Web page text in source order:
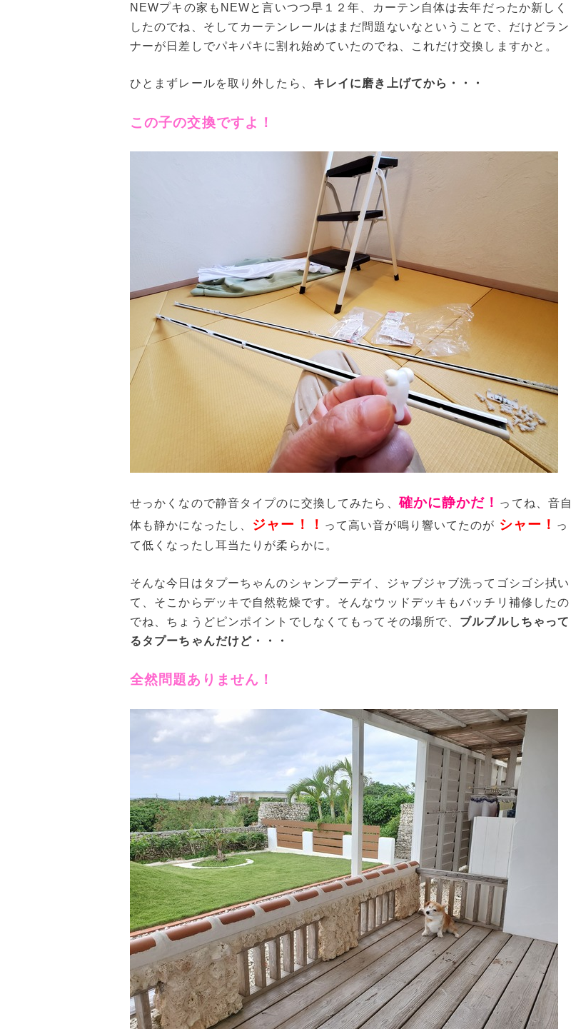
NEWプキの家もNEWと言いつつ早１２年、カーテン自体は去年だったか新しく
したのでね、そしてカーテンレールはまだ問題ないなということで、だけどラン
ナーが日差しでパキパキに割れ始めていたのでね、これだけ交換しますかと。
ひとまずレールを取り外したら、 キレイに磨き上げてから・・・
この子の交換ですよ！
せっかくなので静音タイプのに交換してみたら、確かに静かだ！ ってね、音自
体も静かになったし、
ジャー！！ って高い音が鳴り響いてたのが シャー！ っ
て低くなったし耳当たりが柔らかに。
そんな今日はタプーちゃんのシャンプーデイ、ジャブジャブ洗ってゴシゴシ拭い
て、そこからデッキで自然乾燥です。そんなウッドデッキもバッチリ補修したの
でね、ちょうどピンポイントでしなくてもってその場所で、 ブルブルしちゃって
るタプーちゃんだけど・・・
全然問題ありません！